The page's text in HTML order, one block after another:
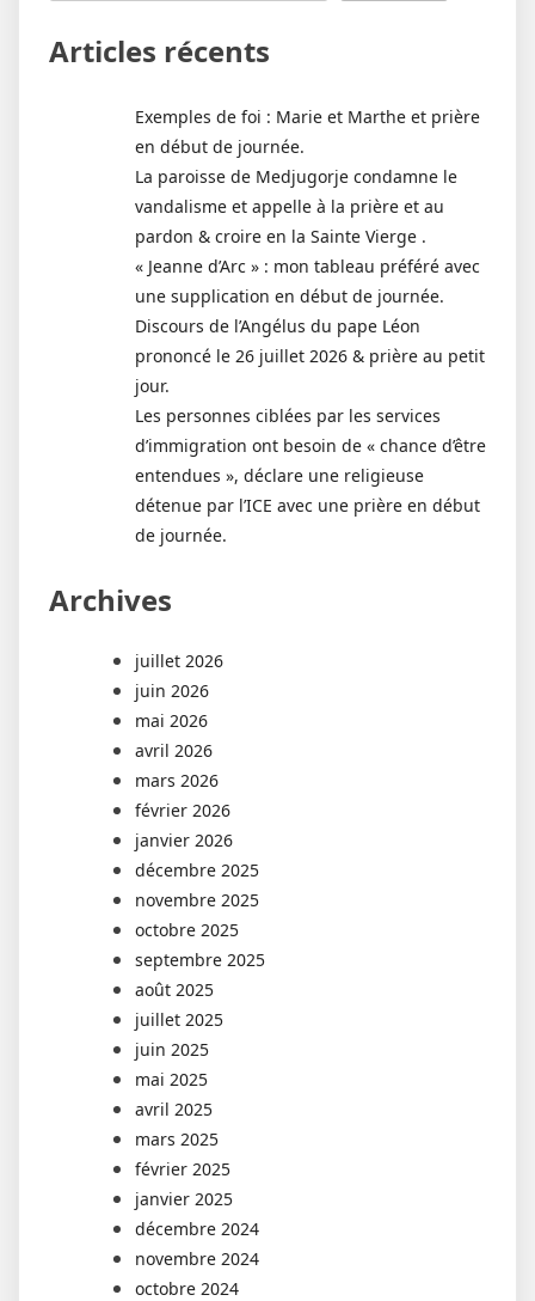
Articles récents
Exemples de foi : Marie et Marthe et prière
en début de journée.
La paroisse de Medjugorje condamne le
vandalisme et appelle à la prière et au
pardon & croire en la Sainte Vierge .
« Jeanne d’Arc » : mon tableau préféré avec
une supplication en début de journée.
Discours de l’Angélus du pape Léon
prononcé le 26 juillet 2026 & prière au petit
jour.
Les personnes ciblées par les services
d’immigration ont besoin de « chance d’être
entendues », déclare une religieuse
détenue par l’ICE avec une prière en début
de journée.
Archives
juillet 2026
juin 2026
mai 2026
avril 2026
mars 2026
février 2026
janvier 2026
décembre 2025
novembre 2025
octobre 2025
septembre 2025
août 2025
juillet 2025
juin 2025
mai 2025
avril 2025
mars 2025
février 2025
janvier 2025
décembre 2024
novembre 2024
octobre 2024